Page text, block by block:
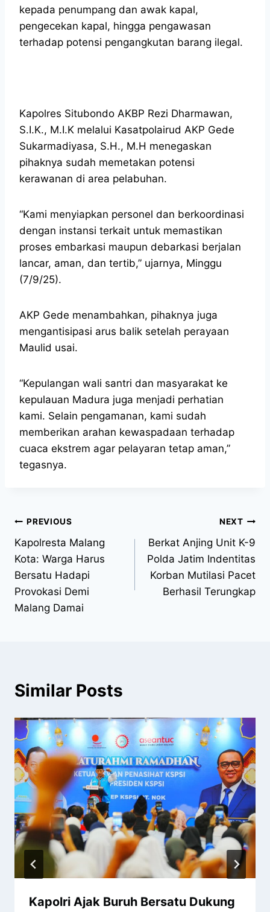
kepada penumpang dan awak kapal,
pengecekan kapal, hingga pengawasan
terhadap potensi pengangkutan barang ilegal.
Kapolres Situbondo AKBP Rezi Dharmawan,
S.I.K., M.I.K melalui Kasatpolairud AKP Gede
Sukarmadiyasa, S.H., M.H menegaskan
pihaknya sudah memetakan potensi
kerawanan di area pelabuhan.
“Kami menyiapkan personel dan berkoordinasi
dengan instansi terkait untuk memastikan
proses embarkasi maupun debarkasi berjalan
lancar, aman, dan tertib,” ujarnya, Minggu
(7/9/25).
AKP Gede menambahkan, pihaknya juga
mengantisipasi arus balik setelah perayaan
Maulid usai.
“Kepulangan wali santri dan masyarakat ke
kepulauan Madura juga menjadi perhatian
kami. Selain pengamanan, kami sudah
memberikan arahan kewaspadaan terhadap
cuaca ekstrem agar pelayaran tetap aman,”
tegasnya.
PREVIOUS
Kapolresta Malang
Kota: Warga Harus
Bersatu Hadapi
Provokasi Demi
Malang Damai
NEXT
Berkat Anjing Unit K-9
Polda Jatim Indentitas
Korban Mutilasi Pacet
Berhasil Terungkap
Similar Posts
Kapolri Ajak Buruh Bersatu Dukung